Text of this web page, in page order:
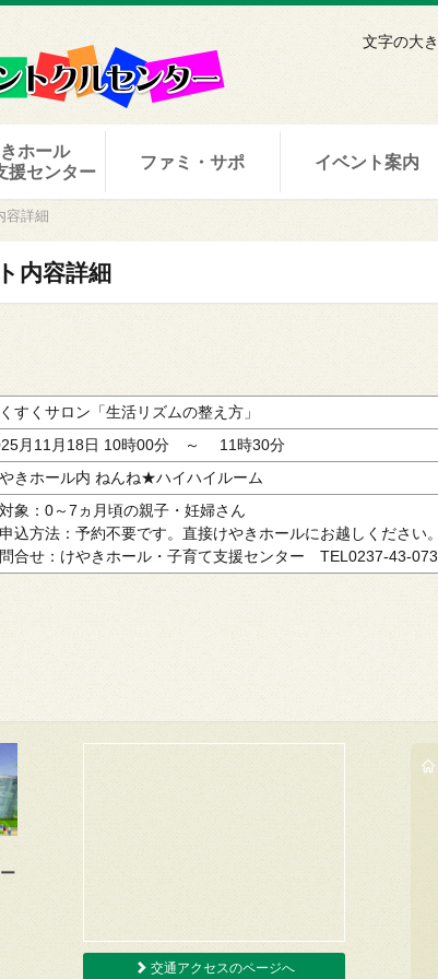
文字の大
ホール
援センター
ファミ・サポ イベント案内
容詳細
内容詳細
すくサロン「生活リズムの整え方」
月11月18日 10時00分 ～ 11時30分
きホール内 ねんね★ハイハイルーム
象：0～7ヵ月頃の親子・妊婦さん
込方法：予約不要です。直接けやきホールにお越しください。
合せ：けやきホール・子育て支援センター TEL0237-43-
交通アクセスのページへ